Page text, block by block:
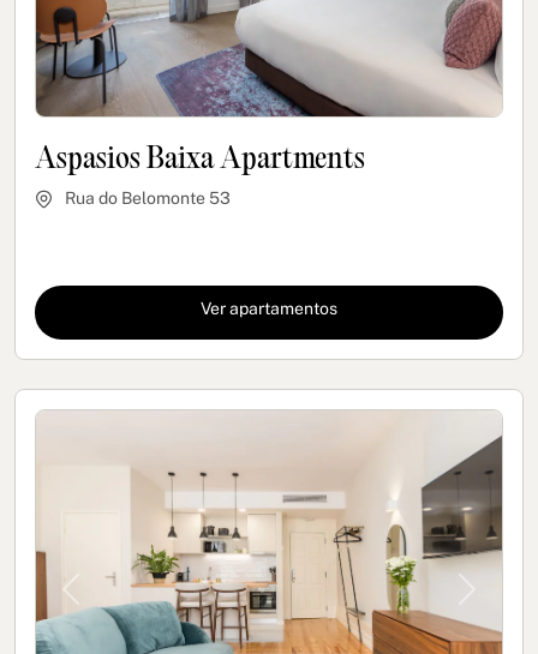
Aspasios Baixa Apartments
Rua do Belomonte 53
Ver apartamentos
Previous